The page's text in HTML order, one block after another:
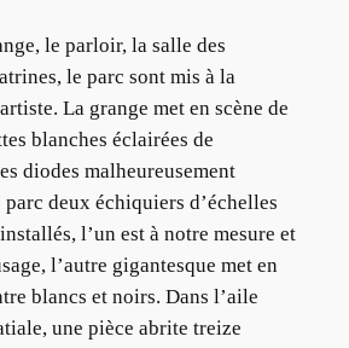
le parloir, la salle des
le parc sont mis à la
La grange met en scène de
blanches éclairées de
diodes malheureusement
deux échiquiers d’échelles
l’un est à notre mesure et
l’autre gigantesque met en
blancs et noirs. Dans l’aile
une pièce abrite treize